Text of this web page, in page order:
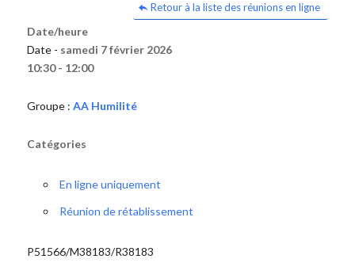
Retour à la liste des réunions en ligne
Date/heure
Date - samedi 7 février 2026
10:30 - 12:00
Groupe : AA Humilité
Catégories
En ligne uniquement
Réunion de rétablissement
P51566/M38183/R38183